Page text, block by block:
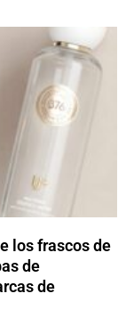
los frascos de
de
de